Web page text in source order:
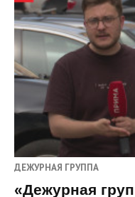
ДЕЖУРНАЯ ГРУППА
«Дежурная